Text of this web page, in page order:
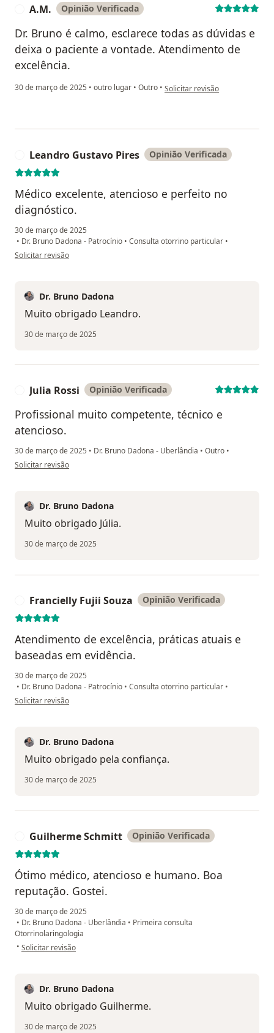
A.M. Opinião Verificada
Dr. Bruno é calmo, esclarece todas as dúvidas e
deixa o paciente a vontade. Atendimento de
excelência.
30 de março de 2025 • outro lugar • Outro • na opinião do utilizador A.M.
Solicitar revisão
Leandro Gustavo Pires Opinião Verificada
Médico excelente, atencioso e perfeito no
diagnóstico.
30 de março de 2025
• Dr. Bruno Dadona - Patrocínio • Consulta otorrino particular •
na opinião do utilizador Leandro Gustavo Pires
Solicitar revisão
Dr. Bruno Dadona
Muito obrigado Leandro.
30 de março de 2025
Julia Rossi Opinião Verificada
Profissional muito competente, técnico e
atencioso.
30 de março de 2025 • Dr. Bruno Dadona - Uberlândia • Outro •
na opinião do utilizador Julia Rossi
Solicitar revisão
Dr. Bruno Dadona
Muito obrigado Júlia.
30 de março de 2025
Francielly Fujii Souza Opinião Verificada
Atendimento de excelência, práticas atuais e
baseadas em evidência.
30 de março de 2025
• Dr. Bruno Dadona - Patrocínio • Consulta otorrino particular •
na opinião do utilizador Francielly Fujii Souza
Solicitar revisão
Dr. Bruno Dadona
Muito obrigado pela confiança.
30 de março de 2025
Guilherme Schmitt Opinião Verificada
Ótimo médico, atencioso e humano. Boa
reputação. Gostei.
30 de março de 2025
• Dr. Bruno Dadona - Uberlândia • Primeira consulta
Otorrinolaringologia
• na opinião do utilizador Guilherme Schmitt
Solicitar revisão
Dr. Bruno Dadona
Muito obrigado Guilherme.
30 de março de 2025